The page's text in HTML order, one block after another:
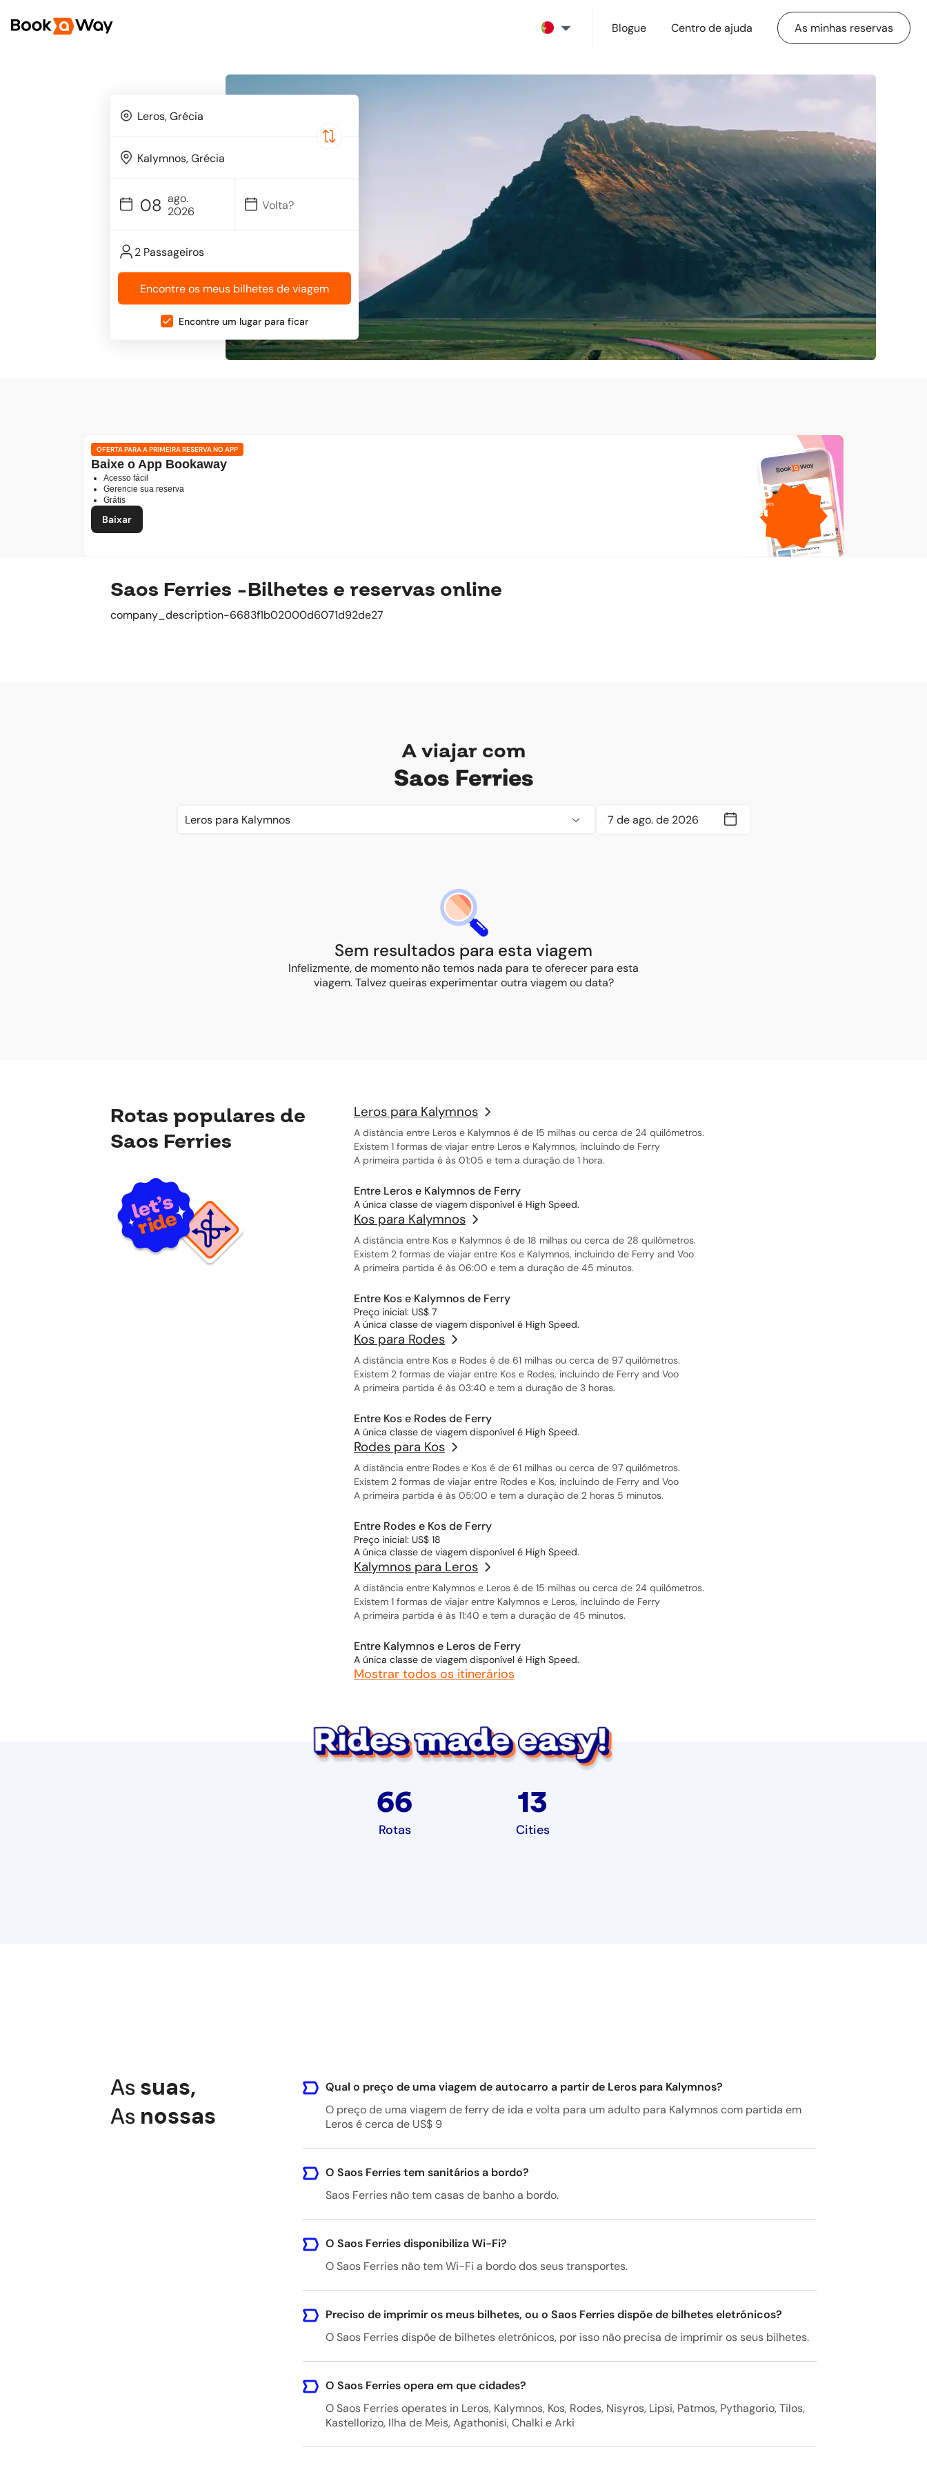
Blogue Centro de ajuda As minhas reservas
08 ago.
2026
2 Passageiros
Encontre os meus bilhetes de viagem
Encontre um lugar para ficar
1 GB
dados móveis grátis
OFERTA PARA A PRIMEIRA RESERVA NO APP
Baixe o App Bookaway
Acesso fácil
Gerencie sua reserva
Grátis
Baixar
Saos Ferries -Bilhetes e reservas online
company_description-6683f1b02000d6071d92de27
A viajar com
Saos Ferries
Leros para Kalymnos
Sem resultados para esta viagem
Infelizmente, de momento não temos nada para te oferecer para esta
viagem. Talvez queiras experimentar outra viagem ou data?
Rotas populares de
Saos Ferries
Leros para Kalymnos
A distância entre Leros e Kalymnos é de 15 milhas ou cerca de 24 quilómetros.
Existem 1 formas de viajar entre Leros e Kalymnos, incluindo de Ferry
A primeira partida é às 01:05 e tem a duração de 1 hora.
Entre Leros e Kalymnos de Ferry
A única classe de viagem disponível é High Speed.
Kos para Kalymnos
A distância entre Kos e Kalymnos é de 18 milhas ou cerca de 28 quilómetros.
Existem 2 formas de viajar entre Kos e Kalymnos, incluindo de Ferry and Voo
A primeira partida é às 06:00 e tem a duração de 45 minutos.
Entre Kos e Kalymnos de Ferry
Preço inicial: US$ 7
A única classe de viagem disponível é High Speed.
Kos para Rodes
A distância entre Kos e Rodes é de 61 milhas ou cerca de 97 quilómetros.
Existem 2 formas de viajar entre Kos e Rodes, incluindo de Ferry and Voo
A primeira partida é às 03:40 e tem a duração de 3 horas.
Entre Kos e Rodes de Ferry
A única classe de viagem disponível é High Speed.
Rodes para Kos
A distância entre Rodes e Kos é de 61 milhas ou cerca de 97 quilómetros.
Existem 2 formas de viajar entre Rodes e Kos, incluindo de Ferry and Voo
A primeira partida é às 05:00 e tem a duração de 2 horas 5 minutos.
Entre Rodes e Kos de Ferry
Preço inicial: US$ 18
A única classe de viagem disponível é High Speed.
Kalymnos para Leros
A distância entre Kalymnos e Leros é de 15 milhas ou cerca de 24 quilómetros.
Existem 1 formas de viajar entre Kalymnos e Leros, incluindo de Ferry
A primeira partida é às 11:40 e tem a duração de 45 minutos.
Entre Kalymnos e Leros de Ferry
A única classe de viagem disponível é High Speed.
Mostrar todos os itinerários
13
Cities
66
Rotas
Assuas,
As nossas
Qual o preço de uma viagem de autocarro a partir de Leros para Kalymnos?
O preço de uma viagem de ferry de ida e volta para um adulto para Kalymnos com partida em
Leros é cerca de US$ 9
O Saos Ferries tem sanitários a bordo?
Saos Ferries não tem casas de banho a bordo.
O Saos Ferries disponibiliza Wi-Fi?
O Saos Ferries não tem Wi-Fi a bordo dos seus transportes.
Preciso de imprimir os meus bilhetes, ou o Saos Ferries dispõe de bilhetes eletrónicos?
O Saos Ferries dispõe de bilhetes eletrónicos, por isso não precisa de imprimir os seus bilhetes.
O Saos Ferries opera em que cidades?
O Saos Ferries operates in Leros, Kalymnos, Kos, Rodes, Nisyros, Lipsi, Patmos, Pythagorio, Tilos,
Kastellorizo, Ilha de Meis, Agathonisi, Chalki e Arki